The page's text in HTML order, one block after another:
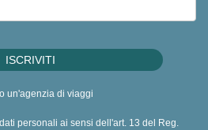
un'agenzia di viaggi
personali ai sensi dell'art. 13 del Reg.